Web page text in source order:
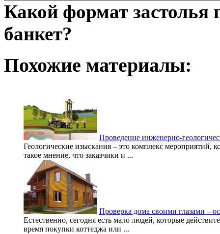
Какой формат
банкет?
Похожие материалы:
Проведение инженерно-
Геологические изыскания – это комплекс мероприятий,
такое мнение, что заказчики и ...
Проверка дома своими глазами –
Естественно, сегодня есть мало людей, которые
время покупки коттеджа или ...